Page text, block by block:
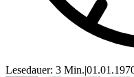
Lesedauer: 3 Min.|